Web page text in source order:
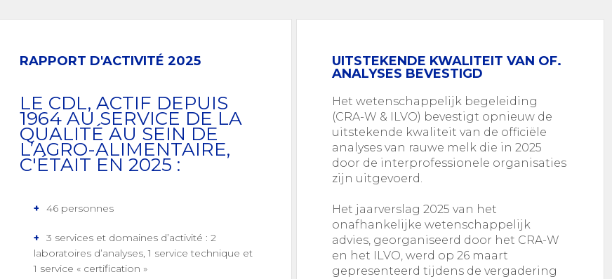
RAPPORT D'ACTIVITÉ 2025
LE CDL, ACTIF DEPUIS
1964 AU SERVICE DE LA
QUALITÉ AU SEIN DE
L’AGRO-ALIMENTAIRE,
C'ÉTAIT EN 2025 :
46 personnes
3 services et domaines d’activité : 2
laboratoires d’analyses, 1 service technique et
1 service « certification »
UITSTEKENDE KWALITEIT VAN OF.
ANALYSES BEVESTIGD
Het wetenschappelijk begeleiding
(CRA-W & ILVO) bevestigt opnieuw de
uitstekende kwaliteit van de officiële
analyses van rauwe melk die in 2025
door de interprofessionele organisaties
zijn uitgevoerd.
Het jaarverslag 2025 van het
onafhankelijke wetenschappelijk
advies, georganiseerd door het CRA-W
en het ILVO, werd op 26 maart
gepresenteerd tijdens de vergadering